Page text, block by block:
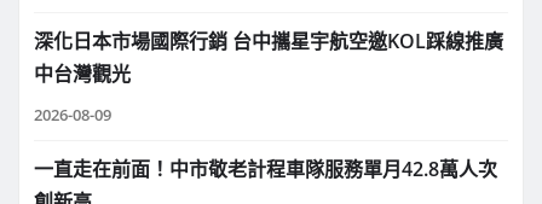
深化日本市場國際行銷 台中攜星宇航空邀KOL踩線推廣
中台灣觀光
2026-08-09
一直走在前面！中市敬老計程車隊服務單月42.8萬人次